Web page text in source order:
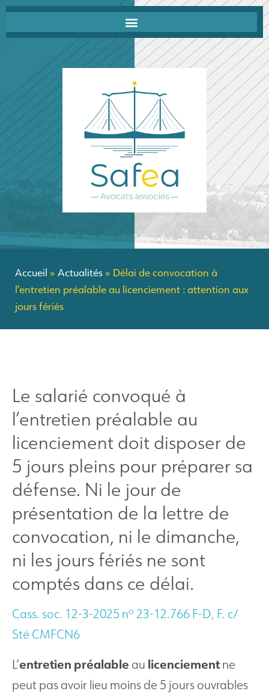
Accueil » Actualités» Délai de convocation à
l’entretien préalable au licenciement : attention aux
jours fériés
Le salarié convoqué à
l’entretien préalable au
licenciement doit disposer de
5 jours pleins pour préparer sa
défense. Ni le jour de
présentation de la lettre de
convocation, ni le dimanche,
ni les jours fériés ne sont
comptés dans ce délai.
Cass. soc. 12-3-2025 no 23-12.766 F-D, F. c/
Sté CMFCN6
L’entretien préalable au licenciementne
peut pas avoir lieu moins de 5 jours ouvrables